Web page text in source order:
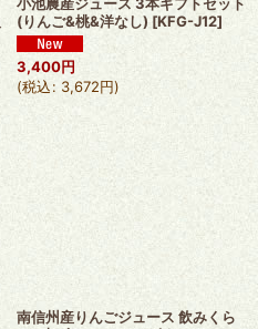
(りんご&桃&洋なし) [KFG-J12]
3,400円
(税込: 3,672円)
南信州産りんごジュース 飲みくら